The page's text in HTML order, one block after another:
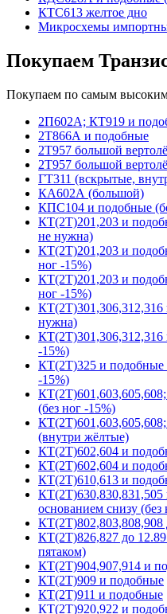
КТС613 желтое дно
Микросхемы
Покупаем
Покупаем по самым
2П602А; КТ919 и
2Т866А и подобные
2Т957 большой
2Т957 большой
ГТ311 (вскрытые,
КА602А (большой)
КПС104 и подобные
КТ(2Т)201,203 и
не нужна)
КТ(2Т)201,203 и
ног -15%)
КТ(2Т)201,203 и
ног -15%)
КТ(2Т)301,306,312,316
нужна)
КТ(2Т)301,306,312,316
-15%)
КТ(2Т)325 и подобные
-15%)
(без ног -15%)
(внутри жёлтые)
КТ(2Т)602,604 и
КТ(2Т)602,604 и
КТ(2Т)610,613 и
основанием снизу (без
КТ(2Т)802,803,808,908
КТ(2Т)826,827 до
пятаком)
КТ(2Т)904,907,914 и
КТ(2Т)909 и подобные
КТ(2Т)911 и подобные
КТ(2Т)920,922 и